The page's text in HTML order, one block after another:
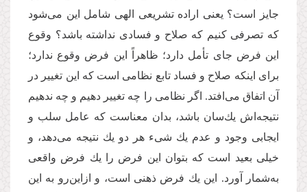
جایز است؟ یعنی اراده تشریعی الهی شامل این می‌شود
كه تصرفی كنیم كه صلاح و فسادی نداشته باشد؟ وقوع
این فرض جای تأمل دارد؛ ظاهراً این فرض وقوع ندارد؛
برای اینكه صلاح و فساد تابع نظامی است كه این تغییر در
آن اتفاق می‌افتد. اگر نظامی را چه تغییر دهیم و چه ندهیم
نتیجه‌اش یك‌سان باشد، بدان معناست كه عامل سلب و
ایجابی وجود و عدم یك شیء هر دو یك نتیجه می‌دهد، و
خیلی بعید است كه بتوان این فرض را یك فرض واقعی
به‌شمار آورد. این یك فرض ذهنی است، و ازاین‌رو به این